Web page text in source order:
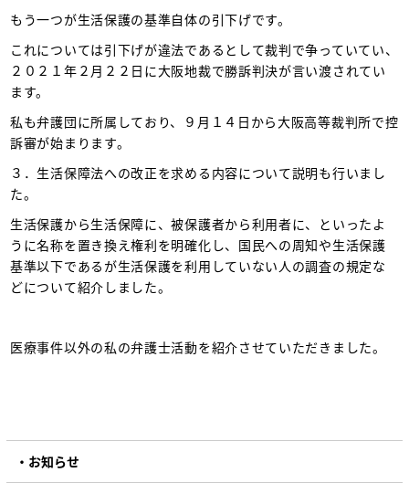
もう一つが生活保護の基準自体の引下げです。
これについては引下げが違法であるとして裁判で争っていてい、
２０２１年２月２２日に大阪地裁で勝訴判決が言い渡されてい
ます。
私も弁護団に所属しており、９月１４日から大阪高等裁判所で控
訴審が始まります。
３．生活保障法への改正を求める内容について説明も行いまし
た。
生活保護から生活保障に、被保護者から利用者に、といったよ
うに名称を置き換え権利を明確化し、国民への周知や生活保護
基準以下であるが生活保護を利用していない人の調査の規定な
どについて紹介しました。
医療事件以外の私の弁護士活動を紹介させていただきました。
お知らせ